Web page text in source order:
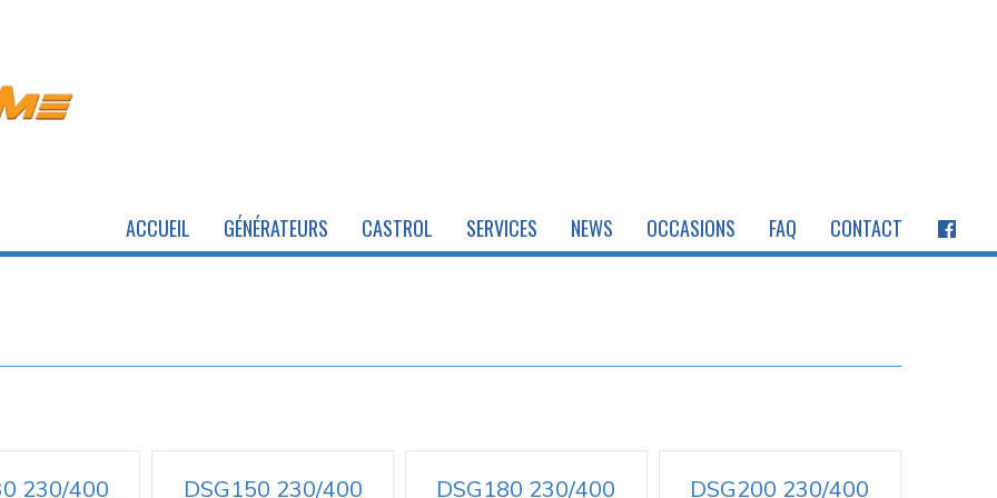
ACCUEIL GÉNÉRATEURS CASTROL SERVICES NEWS OCCASIONS FAQ CONTACT
230/400
DSG150 230/400
DSG180 230/400
DSG200 230/400